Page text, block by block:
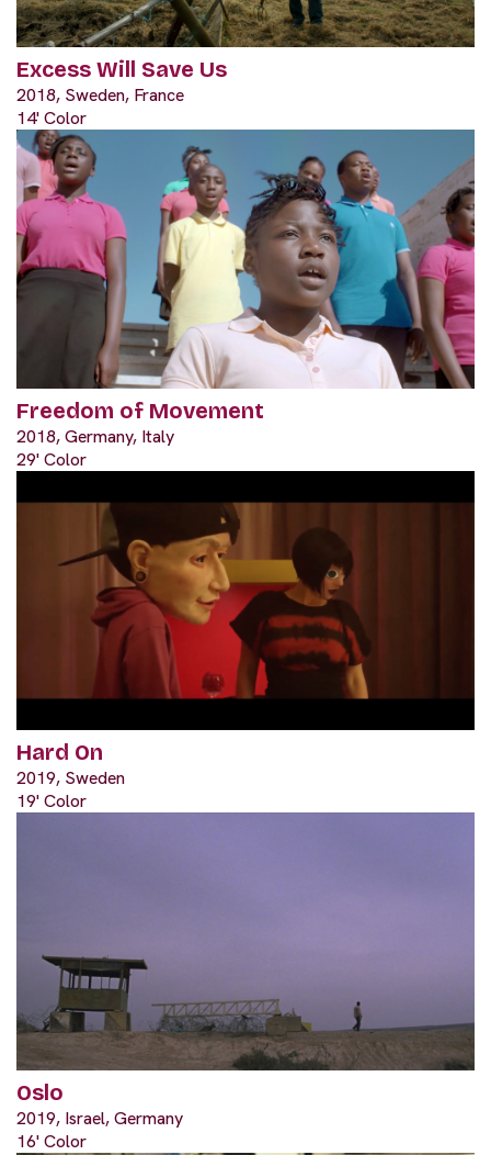
Excess Will Save Us
2018, Sweden, France
14' Color
Freedom of Movement
2018, Germany, Italy
29' Color
Hard On
2019, Sweden
19' Color
Oslo
2019, Israel, Germany
16' Color